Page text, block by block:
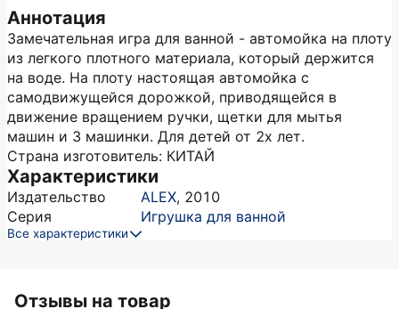
Аннотация
Замечательная игра для ванной - автомойка на плоту
из легкого плотного материала, который держится
на воде. На плоту настоящая автомойка с
самодвижущейся дорожкой, приводящейся в
движение вращением ручки, щетки для мытья
машин и 3 машинки. Для детей от 2х лет.
Страна изготовитель: КИТАЙ
Характеристики
Издательство ALEX, 2010
Серия
Игрушка для ванной
Все характеристики
Отзывы на товар